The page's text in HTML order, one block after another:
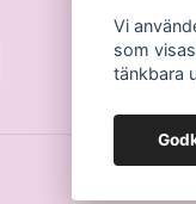
Vi
som
tänkbara